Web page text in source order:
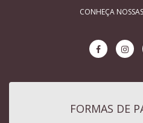
CONHEÇA
FORMAS DE